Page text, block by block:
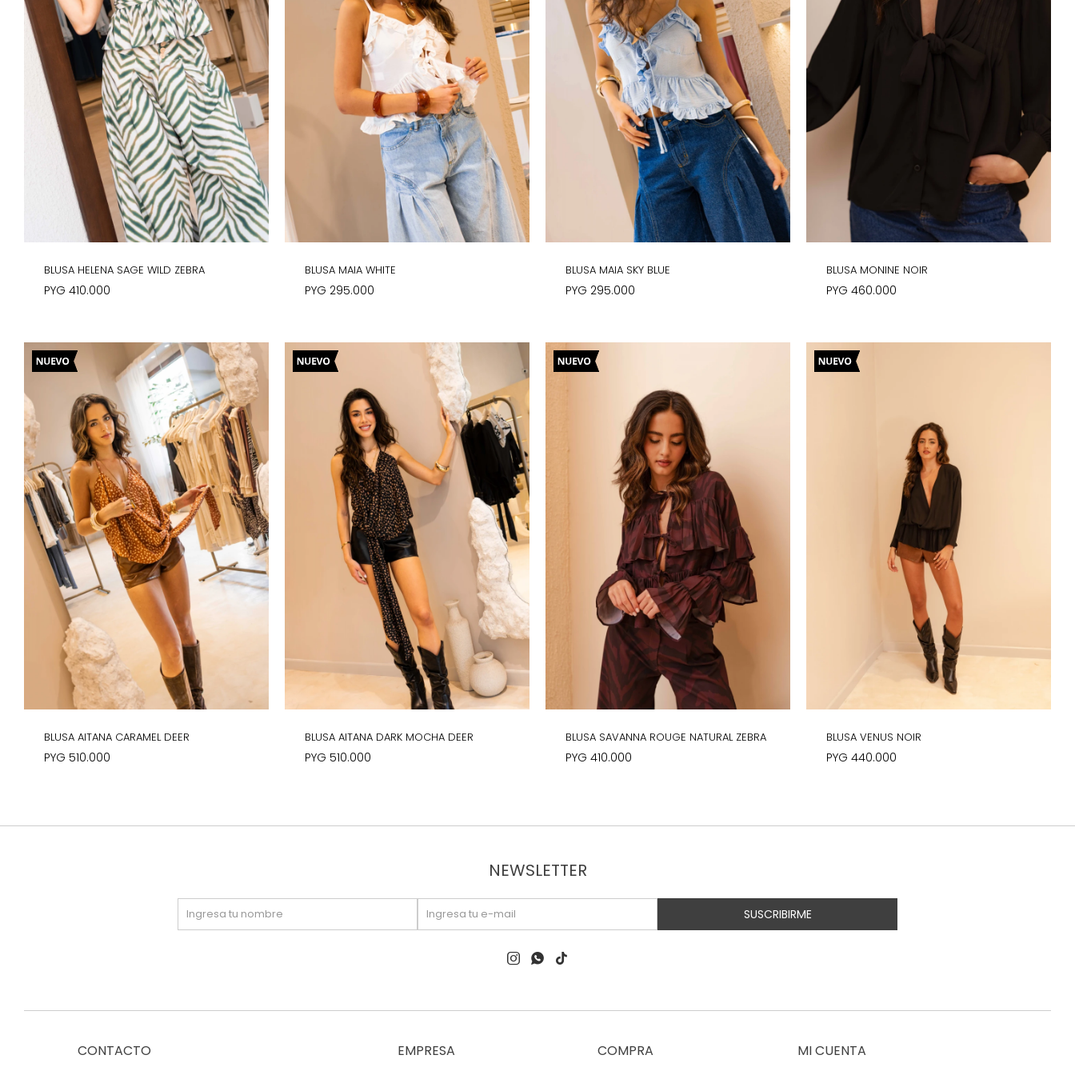
BLUSA HELENA SAGE WILD ZEBRA
PYG 410.000
BLUSA MAIA WHITE
PYG 295.000
BLUSA MAIA SKY BLUE
PYG 295.000
BLUSA MONINE NOIR
PYG 460.000
BLUSA AITANA CARAMEL DEER
PYG 510.000
BLUSA AITANA DARK MOCHA DEER
PYG 510.000
BLUSA SAVANNA ROUGE NATURAL ZEBRA
PYG 410.000
BLUSA VENUS NOIR
PYG 440.000
CONTACTO EMPRESA COMPRA MI CUENTA
NEWSLETTER
SUSCRIBIRME
  